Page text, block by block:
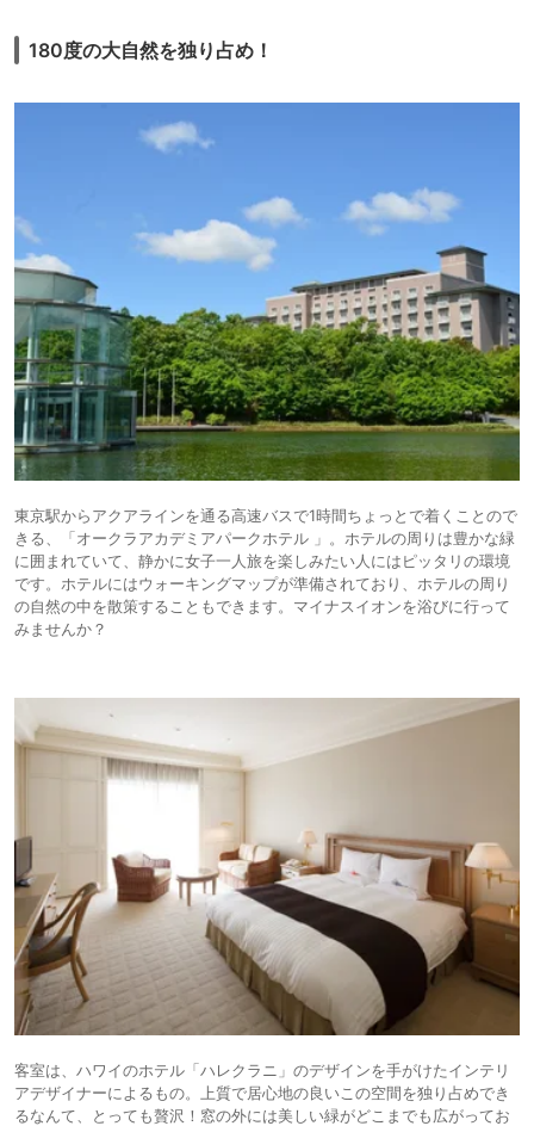
180度の大自然を独り占め！
東京駅からアクアラインを通る高速バスで1時間ちょっとで着くことので
きる、「オークラアカデミアパークホテル 」。ホテルの周りは豊かな緑
に囲まれていて、静かに女子一人旅を楽しみたい人にはピッタリの環境
です。ホテルにはウォーキングマップが準備されており、ホテルの周り
の自然の中を散策することもできます。マイナスイオンを浴びに行って
みませんか？
客室は、ハワイのホテル「ハレクラニ」のデザインを手がけたインテリ
アデザイナーによるもの。上質で居心地の良いこの空間を独り占めでき
るなんて、とっても贅沢！窓の外には美しい緑がどこまでも広がってお